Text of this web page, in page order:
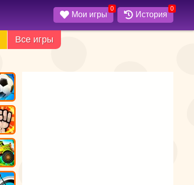
Мои игры
0
История
0
Все игры